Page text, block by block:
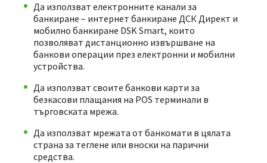
Да използват електронните канали за
банкиране – интернет банкиране ДСК Директ и
мобилно банкиране DSK Smart, които
позволяват дистанционно извършване на
банкови операции през електронни и мобилни
устройства.
Да използват своите банкови карти за
безкасови плащания на POS терминали в
търговската мрежа.
Да използват мрежата от банкомати в цялата
страна за теглене или вноски на парични
средства.